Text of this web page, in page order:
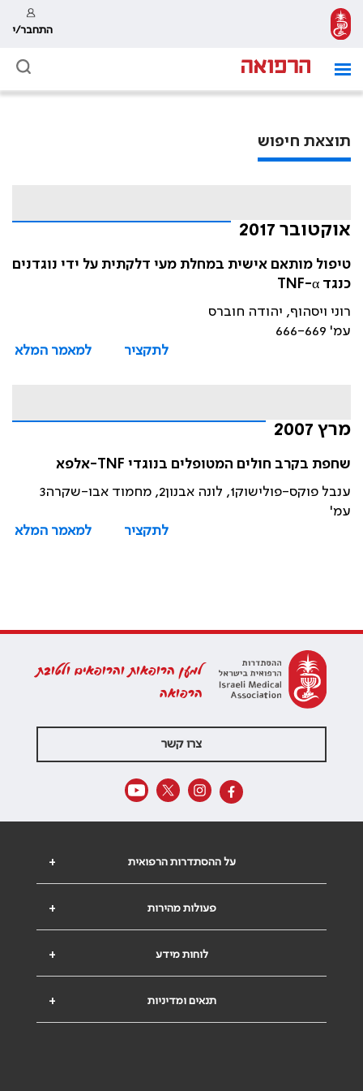
התחבר/י
תוצאת חיפוש
אוקטובר 2017
טיפול מותאם אישית במחלת מעי דלקתית על ידי נוגדנים
כנגד TNF-α
רוני ויסהוף, יהודה חוברס
עמ' 666-669
לתקציר
למאמר המלא
מרץ 2007
שחפת בקרב חולים המטופלים בנוגדי TNF-אלפא
ענבל פוקס-פולישוק1, לונה אבנון2, מחמוד אבו-שקרה3
עמ'
לתקציר
למאמר המלא
למען הרופאות והרופאים ולטובת
הרפואה
צרו קשר
+ על ההסתדרות הרפואית
+ פעולות מהירות
+ לוחות מידע
+ תנאים ומדיניות